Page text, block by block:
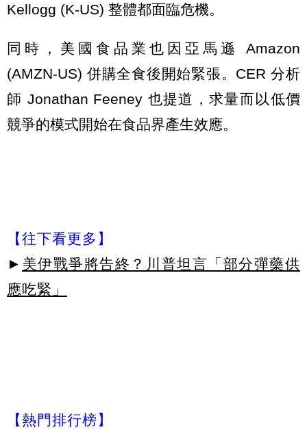
Kellogg (K-US) 整體都面臨危機。
同時，美國食品業也因亞馬遜 Amazon
(AMZN-US) 併購全食後開始緊張。CER 分析
師 Jonathan Feeney 也提道，求量而以低價
競爭的模式開始在食品界產生效應。
【往下看更多】
► 美伊戰爭將告終？川普坦言「部分彈藥供
應吃緊」
【熱門排行榜】